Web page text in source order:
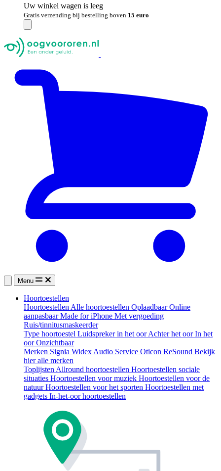
Uw winkel wagen is leeg
Gratis verzending bij bestelling boven 15 euro
Menu
Hoortoestellen
HoortoestellenAlle hoortoestellen OplaadbaarOnline
aanpasbaarMade for iPhone Met vergoeding
Ruis/tinnitusmaskeerder
Type hoortoestel Luidspreker in het oorAchter het oorIn het
oorOnzichtbaar
Merken Signia WidexAudio Service Oticon ReSound Bekijk
hier alle merken
ToplijstenAllround hoortoestellen Hoortoestellen sociale
situaties Hoortoestellen voor muziek Hoortoestellen voor de
natuurHoortoestellen voor het sporten Hoortoestellen met
gadgets In-het-oor hoortoestellen